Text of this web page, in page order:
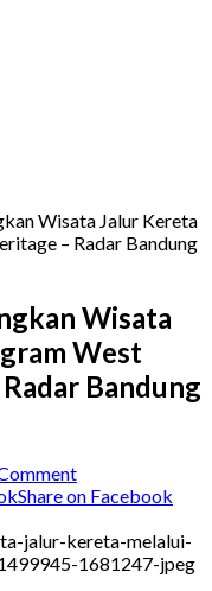
Wisata Jalur Kereta
– Radar Bandung
Wisata
West
Bandung
Share on Facebook